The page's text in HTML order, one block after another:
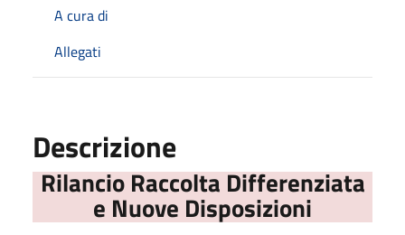
A cura di
Allegati
Descrizione
Rilancio Raccolta Differenziata
e Nuove Disposizioni